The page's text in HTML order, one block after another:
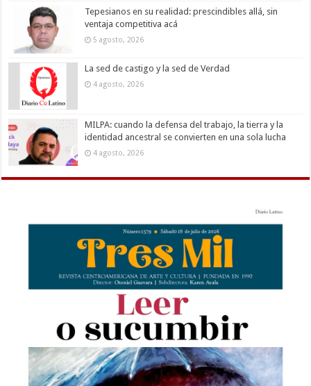
Tepesianos en su realidad: prescindibles allá, sin
ventaja competitiva acá
5 agosto, 2026
La sed de castigo y la sed de Verdad
4 agosto, 2026
MILPA: cuando la defensa del trabajo, la tierra y la
identidad ancestral se convierten en una sola lucha
4 agosto, 2026